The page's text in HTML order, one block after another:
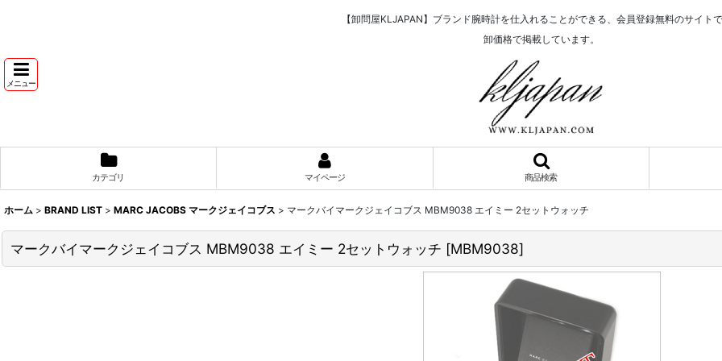
【卸問屋KLJAPAN】ブランド腕時計を仕入れることができる、会員登録無料のサイトで
卸価格で掲載しています。
メニュー
カテゴリ マイページ 商品検索
ホーム > BRAND LIST > MARC JACOBS マークジェイコブス > マークバイマークジェイコブス MBM9038 エイミー 2セットウォッチ
マークバイマークジェイコブス MBM9038 エイミー 2セットウォッチ [MBM9038]